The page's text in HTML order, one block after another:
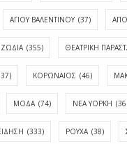
ΑΓΊΟΥ ΒΑΛΕΝΤΊΝΟΥ (37)
ΖΩΔΙΑ (355) ΘΕΑΤΡΙΚΗ
ΚΟΡΩΝΑΪΟΣ (46)
ΜΟΔΑ (74) ΝΕΑ ΥΟΡΚΗ
(333) ΡΟΥΧΑ (38)